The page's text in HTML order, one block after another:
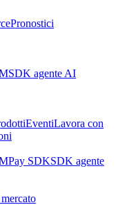
Pronostici
SDK agente AI
EventiLavora con
Pay SDKSDK agente